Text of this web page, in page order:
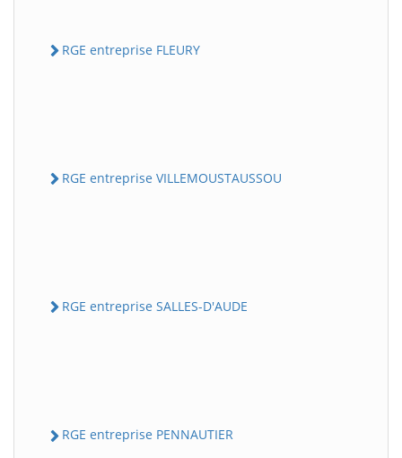
RGE entreprise FLEURY
RGE entreprise VILLEMOUSTAUSSOU
RGE entreprise SALLES-D'AUDE
RGE entreprise PENNAUTIER